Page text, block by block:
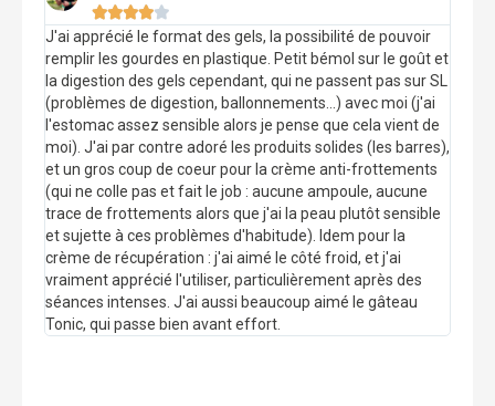

J'ai apprécié le format des gels, la possibilité de pouvoir
remplir les gourdes en plastique. Petit bémol sur le goût et
la digestion des gels cependant, qui ne passent pas sur SL
(problèmes de digestion, ballonnements...) avec moi (j'ai
l'estomac assez sensible alors je pense que cela vient de
moi). J'ai par contre adoré les produits solides (les barres),
et un gros coup de coeur pour la crème anti-frottements
(qui ne colle pas et fait le job : aucune ampoule, aucune
trace de frottements alors que j'ai la peau plutôt sensible
et sujette à ces problèmes d'habitude). Idem pour la
crème de récupération : j'ai aimé le côté froid, et j'ai
vraiment apprécié l'utiliser, particulièrement après des
séances intenses. J'ai aussi beaucoup aimé le gâteau
Tonic, qui passe bien avant effort.